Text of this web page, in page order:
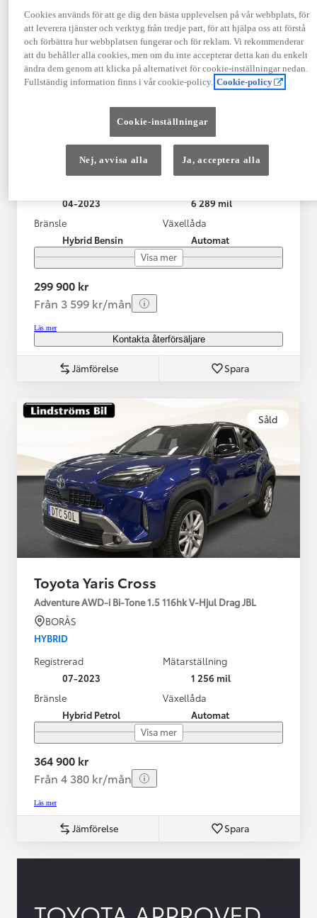
Toyota Yaris Cross
Toyota Yaris Cross 1,5 Hybrid Adventure Drag V-Hjul
KRYLBO
04-2023
6 289 mil
Bränsle
Hybrid Bensin
Växellåda
Automat
Visa mer
299 900 kr
Från 3 599 kr/mån
Läs mer
Kontakta återförsäljare
Jämförelse Spara
Såld
Toyota Yaris Cross
Adventure AWD-i Bi-Tone 1.5 116hk V-Hjul Drag JBL
BORÅS
HYBRID
Registrerad
07-2023
Mätarställning
1 256 mil
Bränsle
Hybrid Petrol
Växellåda
Automat
Visa mer
364 900 kr
Från 4 380 kr/mån
Läs mer
Jämförelse Spara
Cookies används för att ge dig den bästa upplevelsen på vår webbplats, för
att leverera tjänster och verktyg från tredje part, för att hjälpa oss att förstå
och förbättra hur webbplatsen fungerar och för reklam. Vi rekommenderar
att du behåller alla cookies, men om du inte accepterar detta kan du enkelt
ändra dem genom att klicka på alternativet för cookie-inställningar nedan.
Fullständig information finns i vår cookie-policy. Cookie-policy
Cookie-inställningar
Nej, avvisa alla Ja, acceptera alla